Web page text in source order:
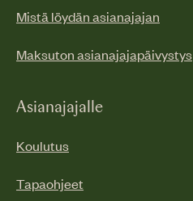
Mistä löydän asianajajan
Maksuton asianajajapäivystys
Asianajajalle
Koulutus
Tapaohjeet